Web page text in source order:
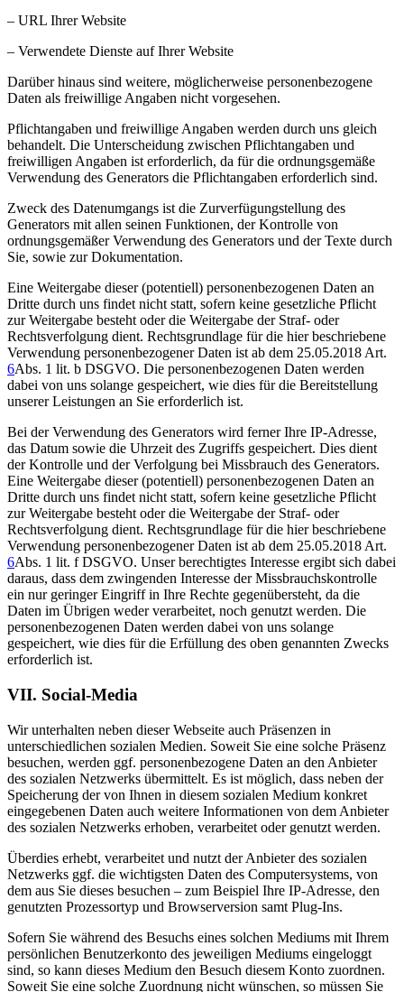
– URL Ihrer Website
– Verwendete Dienste auf Ihrer Website
Darüber hinaus sind weitere, möglicherweise personenbezogene
Daten als freiwillige Angaben nicht vorgesehen.
Pflichtangaben und freiwillige Angaben werden durch uns gleich
behandelt. Die Unterscheidung zwischen Pflichtangaben und
freiwilligen Angaben ist erforderlich, da für die ordnungsgemäße
Verwendung des Generators die Pflichtangaben erforderlich sind.
Zweck des Datenumgangs ist die Zurverfügungstellung des
Generators mit allen seinen Funktionen, der Kontrolle von
ordnungsgemäßer Verwendung des Generators und der Texte durch
Sie, sowie zur Dokumentation.
Eine Weitergabe dieser (potentiell) personenbezogenen Daten an
Dritte durch uns findet nicht statt, sofern keine gesetzliche Pflicht
zur Weitergabe besteht oder die Weitergabe der Straf- oder
Rechtsverfolgung dient. Rechtsgrundlage für die hier beschriebene
Verwendung personenbezogener Daten ist ab dem 25.05.2018 Art.
6Abs. 1 lit. b DSGVO. Die personenbezogenen Daten werden
dabei von uns solange gespeichert, wie dies für die Bereitstellung
unserer Leistungen an Sie erforderlich ist.
Bei der Verwendung des Generators wird ferner Ihre IP-Adresse,
das Datum sowie die Uhrzeit des Zugriffs gespeichert. Dies dient
der Kontrolle und der Verfolgung bei Missbrauch des Generators.
Eine Weitergabe dieser (potentiell) personenbezogenen Daten an
Dritte durch uns findet nicht statt, sofern keine gesetzliche Pflicht
zur Weitergabe besteht oder die Weitergabe der Straf- oder
Rechtsverfolgung dient. Rechtsgrundlage für die hier beschriebene
Verwendung personenbezogener Daten ist ab dem 25.05.2018 Art.
6Abs. 1 lit. f DSGVO. Unser berechtigtes Interesse ergibt sich dabei
daraus, dass dem zwingenden Interesse der Missbrauchskontrolle
ein nur geringer Eingriff in Ihre Rechte gegenübersteht, da die
Daten im Übrigen weder verarbeitet, noch genutzt werden. Die
personenbezogenen Daten werden dabei von uns solange
gespeichert, wie dies für die Erfüllung des oben genannten Zwecks
erforderlich ist.
VII. Social-Media
Wir unterhalten neben dieser Webseite auch Präsenzen in
unterschiedlichen sozialen Medien. Soweit Sie eine solche Präsenz
besuchen, werden ggf. personenbezogene Daten an den Anbieter
des sozialen Netzwerks übermittelt. Es ist möglich, dass neben der
Speicherung der von Ihnen in diesem sozialen Medium konkret
eingegebenen Daten auch weitere Informationen von dem Anbieter
des sozialen Netzwerks erhoben, verarbeitet oder genutzt werden.
Überdies erhebt, verarbeitet und nutzt der Anbieter des sozialen
Netzwerks ggf. die wichtigsten Daten des Computersystems, von
dem aus Sie dieses besuchen – zum Beispiel Ihre IP-Adresse, den
genutzten Prozessortyp und Browserversion samt Plug-Ins.
Sofern Sie während des Besuchs eines solchen Mediums mit Ihrem
persönlichen Benutzerkonto des jeweiligen Mediums eingeloggt
sind, so kann dieses Medium den Besuch diesem Konto zuordnen.
Soweit Sie eine solche Zuordnung nicht wünschen, so müssen Sie